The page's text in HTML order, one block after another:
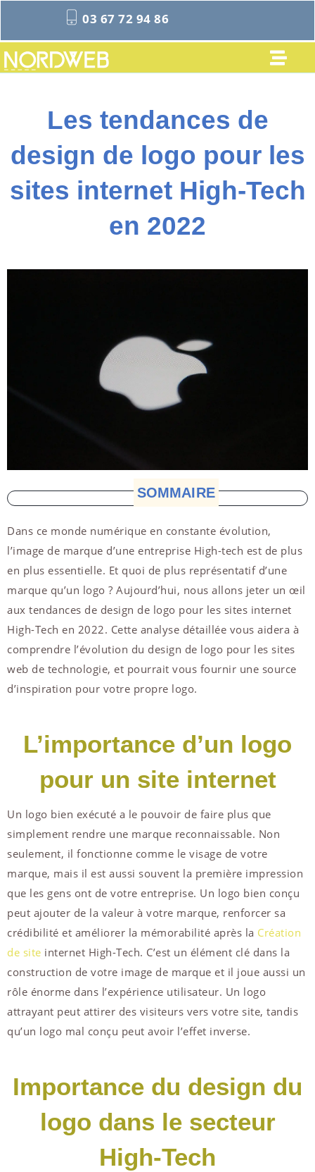
03 67 72 94 86
Les tendances de
design de logo pour les
sites internet High-Tech
en 2022
SOMMAIRE
Dans ce monde numérique en constante évolution,
l’image de marque d’une entreprise High-tech est de plus
en plus essentielle. Et quoi de plus représentatif d’une
marque qu’un logo ? Aujourd’hui, nous allons jeter un œil
aux tendances de design de logo pour les sites internet
High-Tech en 2022. Cette analyse détaillée vous aidera à
comprendre l’évolution du design de logo pour les sites
web de technologie, et pourrait vous fournir une source
d’inspiration pour votre propre logo.
L’importance d’un logo
pour un site internet
Un logo bien exécuté a le pouvoir de faire plus que
simplement rendre une marque reconnaissable. Non
seulement, il fonctionne comme le visage de votre
marque, mais il est aussi souvent la première impression
que les gens ont de votre entreprise. Un logo bien conçu
peut ajouter de la valeur à votre marque, renforcer sa
crédibilité et améliorer la mémorabilité après la Création
de site internet High-Tech. C’est un élément clé dans la
construction de votre image de marque et il joue aussi un
rôle énorme dans l’expérience utilisateur. Un logo
attrayant peut attirer des visiteurs vers votre site, tandis
qu’un logo mal conçu peut avoir l’effet inverse.
Importance du design du
logo dans le secteur
High-Tech